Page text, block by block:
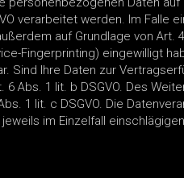
verarbeitet werden. Im Falle
auf Grundlage von Art.
Fingerprinting) eingewilligt
Sind Ihre Daten zur
Abs. 1 lit. b DSGVO. Des
1 lit. c DSGVO. Die
im Einzelfall